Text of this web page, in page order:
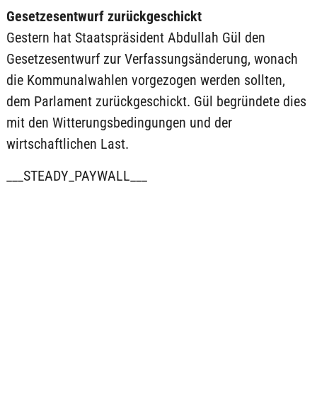
Gesetzesentwurf zurückgeschickt
Gestern hat Staatspräsident Abdullah Gül den
Gesetzesentwurf zur Verfassungsänderung, wonach
die Kommunalwahlen vorgezogen werden sollten,
dem Parlament zurückgeschickt. Gül begründete dies
mit den Witterungsbedingungen und der
wirtschaftlichen Last.
___STEADY_PAYWALL___